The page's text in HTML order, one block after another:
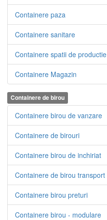
Containere paza
Containere sanitare
Containere spatii de productie
Containere Magazin
Containere de birou
Containere birou de vanzare
Containere de birouri
Containere birou de inchiriat
Containere de birou transport
Containere birou preturi
Containere birou - modulare